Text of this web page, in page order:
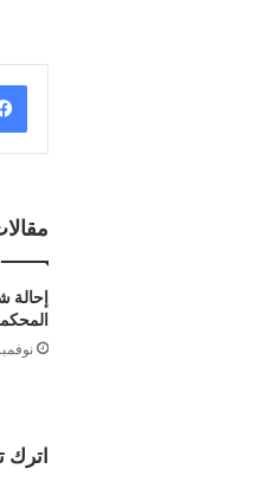
إحالة
نوفمبر 12,
اترك